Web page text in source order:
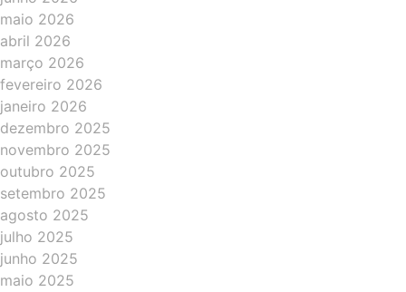
maio 2026
abril 2026
março 2026
fevereiro 2026
janeiro 2026
dezembro 2025
novembro 2025
outubro 2025
setembro 2025
agosto 2025
julho 2025
junho 2025
maio 2025